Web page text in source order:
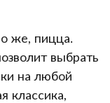
же, пицца.
выбрать
на любой
классика,